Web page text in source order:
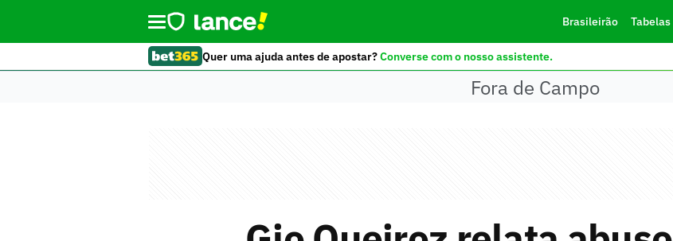
Brasileirão Tabelas
Quer uma ajuda antes de apostar?Converse com o nosso assistente.
Fora de Campo